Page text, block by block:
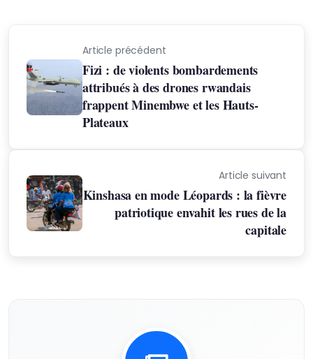
Article précédent
Fizi : de violents bombardements
attribués à des drones rwandais
frappent Minembwe et les Hauts-
Plateaux
Article suivant
Kinshasa en mode Léopards : la fièvre
patriotique envahit les rues de la
capitale